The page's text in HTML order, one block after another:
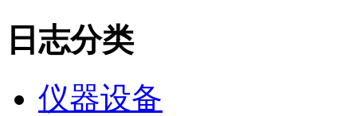
日志分类
仪器设备